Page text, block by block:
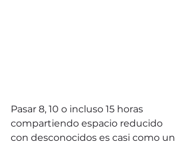
Pasar 8, 10 o incluso 15 horas
compartiendo espacio reducido
con desconocidos es casi como un